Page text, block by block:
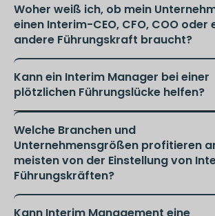
Woher weiß ich, ob mein
einen Interim-CEO, CFO, COO oder
andere Führungskraft braucht?
Kann ein Interim Manager bei einer
plötzlichen Führungslücke helfen?
Welche Branchen und
Unternehmensgrößen profitieren
meisten von der Einstellung von
Führungskräften?